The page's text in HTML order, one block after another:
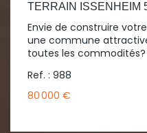
TERRAIN ISSENHEIM
Envie de construire votre
une commune
toutes les commodités?
constructeur. Cette
vous!
Ref. : 988
80 000 €